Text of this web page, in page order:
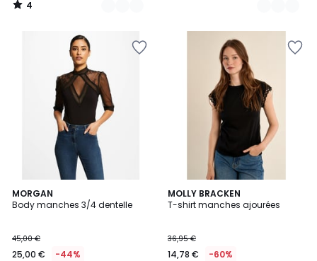
4
/
MORGAN
Body manches 3/4 dentelle
45,00 €
25,00 € -44%
5
/
MOLLY BRACKEN
T-shirt manches ajourées
36,95 €
14,78 € -60%
2
Couleurs